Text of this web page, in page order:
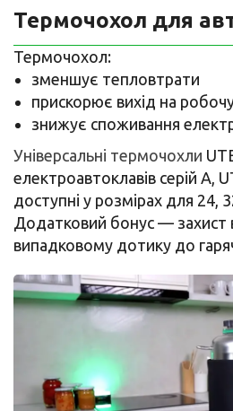
Термочохол для
Термочохол:
зменшує тепловтрати
прискорює вихід на
знижує споживання
Універсальні термочохли
електроавтоклавів серій A,
доступні у розмірах для 24,
Додатковий бонус — захист
випадковому дотику до